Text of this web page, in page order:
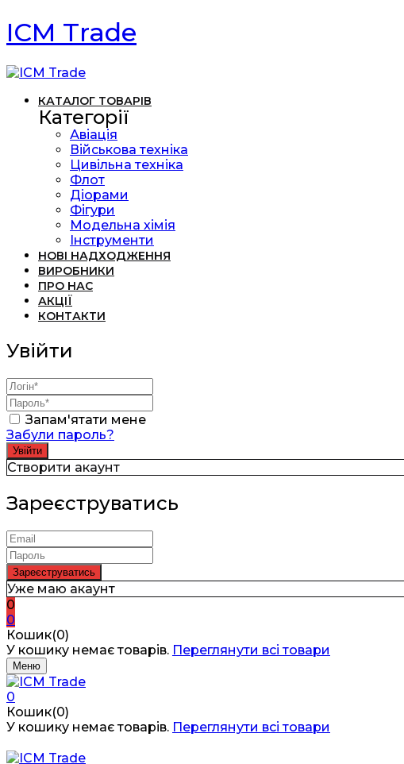
ICM Trade
КАТАЛОГ ТОВАРІВ
Категорії
Авіація
Військова техніка
Цивільна техніка
Флот
Діорами
Фігури
Модельна хімія
Інструменти
НОВІ НАДХОДЖЕННЯ
ВИРОБНИКИ
ПРО НАС
АКЦІЇ
КОНТАКТИ
Увійти
Запам'ятати мене
Забули пароль?
Створити акаунт
Зареєструватись
Уже маю акаунт
0
0
Кошик(0)
У кошику немає товарів. Переглянути всі товари
Меню
0
Кошик(0)
У кошику немає товарів. Переглянути всі товари